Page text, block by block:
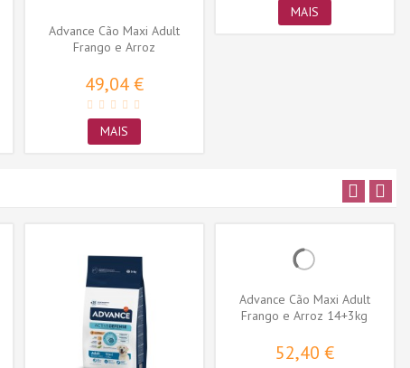
Advance Cão Maxi Adult
Frango e Arroz
49,04 €
MAIS
MAIS
Advance Cão Maxi Adult
Frango e Arroz 14+3kg
52,40 €